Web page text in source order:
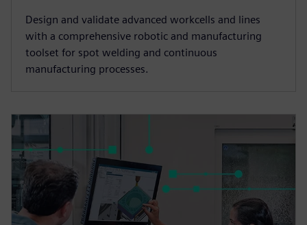
Design and validate advanced workcells and lines
with a comprehensive robotic and manufacturing
toolset for spot welding and continuous
manufacturing processes.